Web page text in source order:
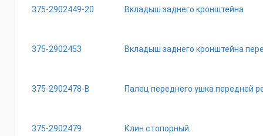
375-2902449-20 Вкладыш заднего кронштейна
375-2902453 Вкладыш заднего кронштейна
375-2902478-В Палец переднего ушка передней
375-2902479 Клин стопорный